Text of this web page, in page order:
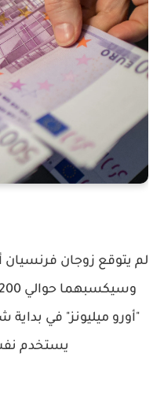
لم يتوقع زوجان
"أورو ميليونز" في
يستخدم